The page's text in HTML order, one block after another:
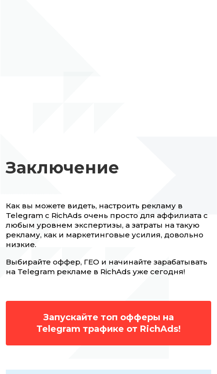
Заключение
Как вы можете видеть, настроить рекламу в
Telegram с RichAds очень просто для аффилиата с
любым уровнем экспертизы, а затраты на такую
рекламу, как и маркетинговые усилия, довольно
низкие.
Выбирайте оффер, ГЕО и начинайте зарабатывать
на Telegram рекламе в RichAds уже сегодня!
Запускайте топ офферы на
Telegram трафике от RichAds!